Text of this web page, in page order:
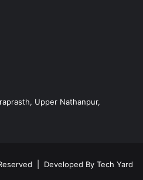
Upper Nathanpur,
| Developed By Tech Yard